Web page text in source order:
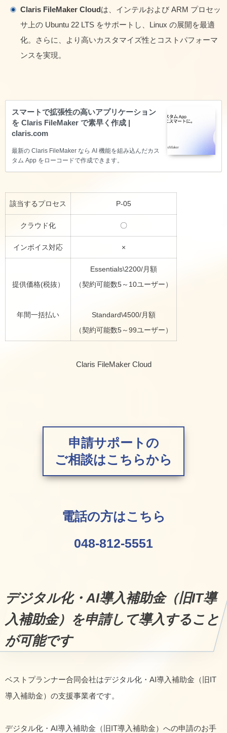
Claris FileMaker Cloudは、インテルおよび ARM プロセッ
サ上の Ubuntu 22 LTS をサポートし、Linux の展開を最適
化。さらに、より高いカスタマイズ性とコストパフォーマ
ンスを実現。
スマートで拡張性の高いアプリケーション
を Claris FileMaker で素早く作成 |
claris.com
最新の Claris FileMaker なら AI 機能を組み込んだカス
タム App をローコードで作成できます。
該当するプロセス P-05
クラウド化 〇
インボイス対応 ×
提供価格(税抜）
年間一括払い
Essentials\2200/月額
（契約可能数5～10ユーザー）
Standard\4500/月額
（契約可能数5～99ユーザー）
Claris FileMaker Cloud
申請サポートの
ご相談はこちらから
電話の方はこちら
048-812-5551
デジタル化・AI導入補助金（旧IT導
入補助金）を申請して導入すること
が可能です
ベストプランナー合同会社はデジタル化・AI導入補助金（旧IT
導入補助金）の支援事業者です。
デジタル化・AI導入補助金（旧IT導入補助金）への申請のお手